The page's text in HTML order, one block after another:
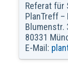
Referat für
PlanTreff
Blumenstr.
80331
E-Mail: